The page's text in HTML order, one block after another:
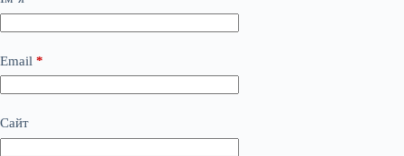
Email *
Сайт